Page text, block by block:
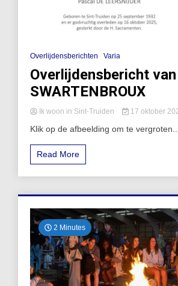
Overlijdensberichten Varia
Overlijdensbericht
SWARTENBROUX
Ik woon in Sint-Truiden 17 oktober
Klik op de afbeelding om te
Read More
2 Minutes